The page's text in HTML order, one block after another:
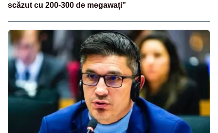
scăzut cu 200-300 de megawați”